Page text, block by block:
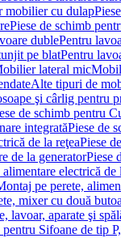
mobilier cu dulap
Piese de schimb
dublePentru
pe blatPentru
lateral mic
Alte tipuri de
şi cârlig pentru
de schimb pentru
integratăPiese de
de la reţeaPiese
de la generatorPiese
electrică de
pe perete,
mixer cu două
lavoar, aparate şi
pentru Sifoane de tip